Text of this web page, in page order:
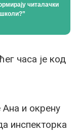
читалачки
часа је код
и окрену
инспекторка